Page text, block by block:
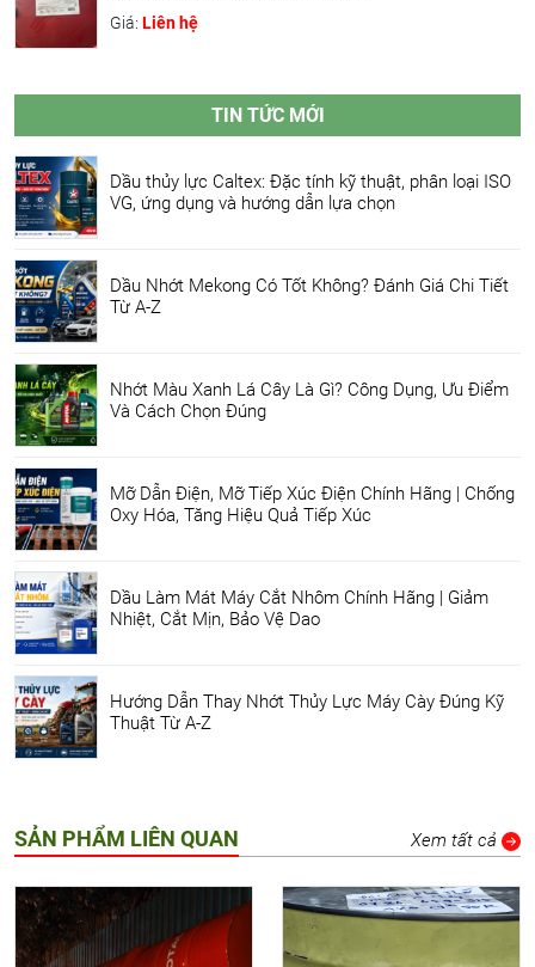
Giá: Liên hệ
TIN TỨC MỚI
Dầu thủy lực Caltex: Đặc tính kỹ thuật, phân loại ISO
VG, ứng dụng và hướng dẫn lựa chọn
Dầu Nhớt Mekong Có Tốt Không? Đánh Giá Chi Tiết
Từ A-Z
Nhớt Màu Xanh Lá Cây Là Gì? Công Dụng, Ưu Điểm
Và Cách Chọn Đúng
Mỡ Dẫn Điện, Mỡ Tiếp Xúc Điện Chính Hãng | Chống
Oxy Hóa, Tăng Hiệu Quả Tiếp Xúc
Dầu Làm Mát Máy Cắt Nhôm Chính Hãng | Giảm
Nhiệt, Cắt Mịn, Bảo Vệ Dao
Hướng Dẫn Thay Nhớt Thủy Lực Máy Cày Đúng Kỹ
Thuật Từ A-Z
SẢN PHẨM LIÊN QUAN Xem tất cả